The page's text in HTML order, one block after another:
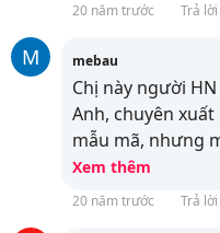
20 năm trước Trả lời
M mebau
Chị này người
Anh, chuyên
mẫu mã, nhưng
Xem thêm
20 năm trước Trả lời